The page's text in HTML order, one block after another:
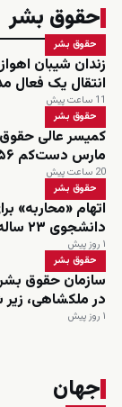
حقوق بشر
حقوق بشر
زندان شیبان
انتقال یک فعال
11 ساعت پیش
حقوق بشر
کمیسر عالی
مارس دست‌کم ۵۶ نفر را اعدام کرده است
20 ساعت پیش
حقوق بشر
اتهام «محاربه»
دانشجوی ۲۳ ساله، در خطر اعدام است
۱ روز پیش
حقوق بشر
سازمان حقوق
در ملکشاهی،
۱ روز پیش
جهان